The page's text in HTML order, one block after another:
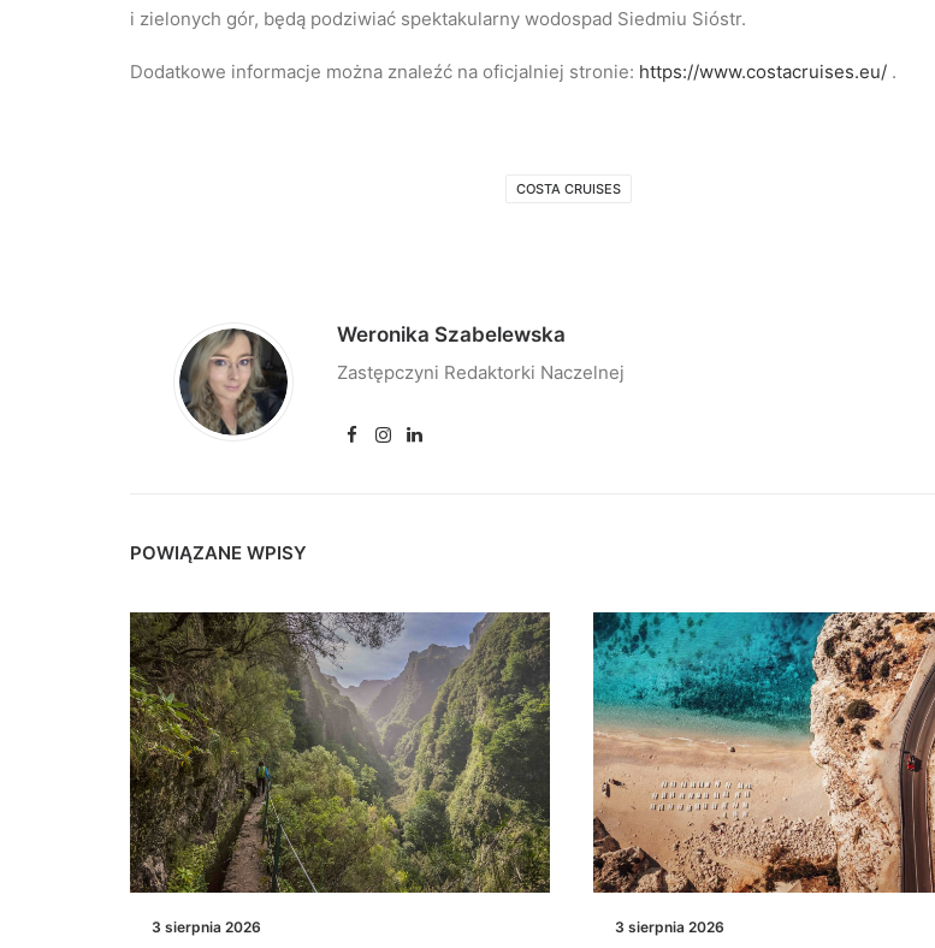
i zielonych gór, będą podziwiać spektakularny wodospad Siedmiu Sióstr.
Dodatkowe informacje można znaleźć na oficjalniej stronie: https://www.costacruises.eu/ .
COSTA CRUISES
Weronika Szabelewska
Zastępczyni Redaktorki Naczelnej
POWIĄZANE WPISY
3 sierpnia 2026 3 sierpnia 2026